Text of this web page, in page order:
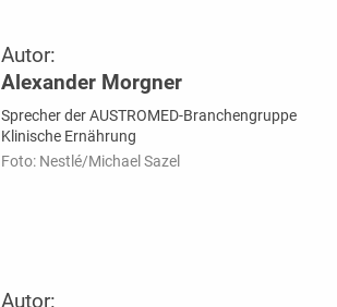
Autor:
Alexander Morgner
Sprecher der AUSTROMED-Branchengruppe
Klinische Ernährung
Foto: Nestlé/Michael Sazel
Autor: